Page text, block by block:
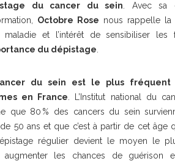
du cancer du sein . Avec sa
Octobre Rose nous rappelle la
maladie et l’intérêt de sensibiliser les
du dépistage
du sein est le plus fréquent
en France . L’Institut national du
que 80 % des cancers du sein
de 50 ans et que c’est à partir de cet âge
régulier devient le moyen le
augmenter les chances de guérison